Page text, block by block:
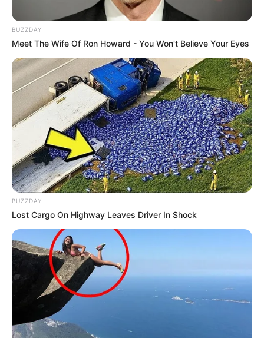
14:45 / 06 Avqust 2026
Qurdlar niyə tələsmir? -Alimlər ov
sirrini açıqladı
94 0 0
14:27 / 06 Avqust 2026
Prezidentdən AZAL-la bağlı FƏRMAN
115
BUZZDAY
Meet The Wife Of Ron Howard - You Won't Believe Your Eyes
BUZZDAY
Lost Cargo On Highway Leaves Driver In Shock